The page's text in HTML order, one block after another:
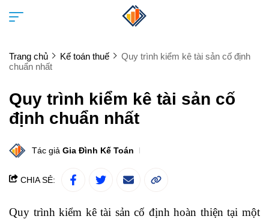
Trang chủ Kế toán thuế
Quy trình kiểm kê tài sản cố định
chuẩn nhất
Quy trình kiểm kê tài sản cố
định chuẩn nhất
Tác giả Gia Đình Kế Toán
CHIA SẺ:
Quy trình kiểm kê tài sản cố định hoàn thiện tại một